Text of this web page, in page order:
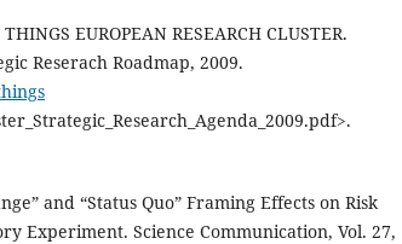
EUROPEAN RESEARCH CLUSTER.
Reserach Roadmap, 2009.
and “Status Quo” Framing Effects on Risk
Experiment. Science Communication, Vol. 27,